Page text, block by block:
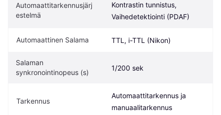
Automaattitarkennusjärj
estelmä
Kontrastin tunnistus,
Vaihedetektiointi (PDAF)
Automaattinen Salama TTL, i-TTL (Nikon)
Salaman
synkronointinopeus (s)
1/200 sek
Tarkennus
Automaattitarkennus ja
manuaalitarkennus